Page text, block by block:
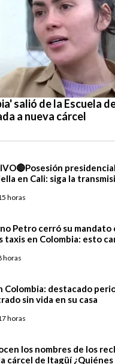
salió de la Escuela
a nueva cárcel
en Cali: siga la
horas
Petro cerró su mandato
taxis en Colombia: esto
horas
Colombia: destacado
sin vida en su casa
horas
los nombres de los
cárcel de Itagüí ¿Quiénes